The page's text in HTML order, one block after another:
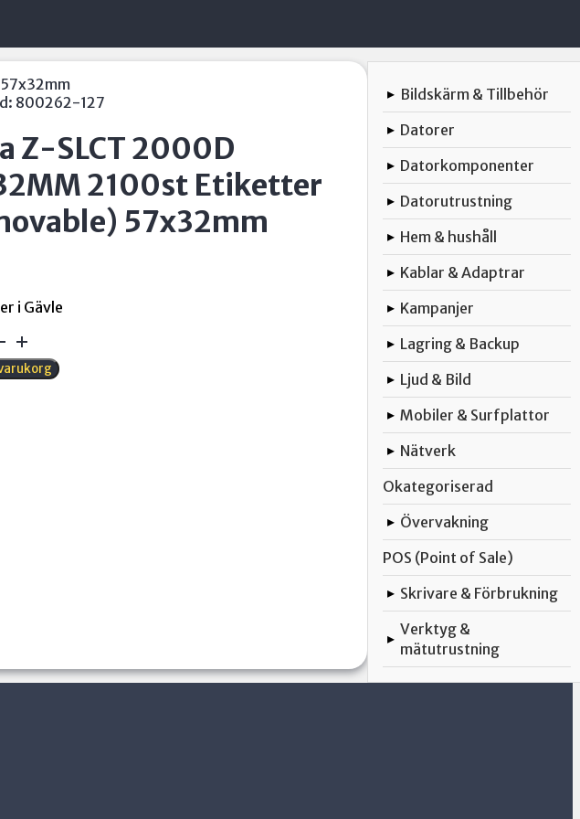
800262-127
Z-SLCT 2000D
2100st Etiketter
57x32mm
▸ Bildskärm & Tillbehör
▸ Datorer
▸ Datorkomponenter
▸ Datorutrustning
▸ Hem & hushåll
▸ Kablar & Adaptrar
▸ Kampanjer
▸ Lagring & Backup
▸ Ljud & Bild
▸ Mobiler & Surfplattor
▸ Nätverk
Okategoriserad
▸ Övervakning
POS (Point of Sale)
▸ Skrivare & Förbrukning
▸
Verktyg &
mätutrustning